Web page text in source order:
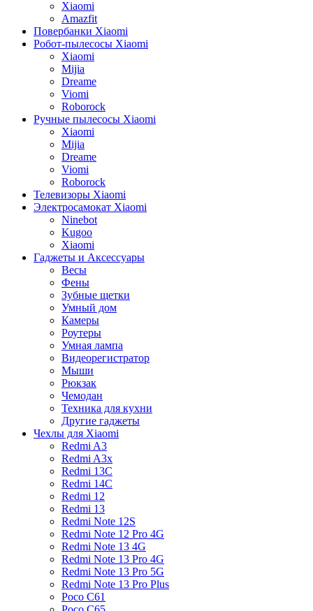
Xiaomi
Amazfit
Повербанки Xiaomi
Робот-пылесосы Xiaomi
Xiaomi
Mijia
Dreame
Viomi
Roborock
Ручные пылесосы Xiaomi
Xiaomi
Mijia
Dreame
Viomi
Roborock
Телевизоры Xiaomi
Электросамокат Xiaomi
Ninebot
Kugoo
Xiaomi
Гаджеты и Аксессуары
Весы
Фены
Зубные щетки
Умный дом
Камеры
Роутеры
Умная лампа
Видеорегистратор
Мыши
Рюкзак
Чемодан
Техника для кухни
Другие гаджеты
Чехлы для Xiaomi
Redmi A3
Redmi A3x
Redmi 13C
Redmi 14C
Redmi 12
Redmi 13
Redmi Note 12S
Redmi Note 12 Pro 4G
Redmi Note 13 4G
Redmi Note 13 Pro 4G
Redmi Note 13 Pro 5G
Redmi Note 13 Pro Plus
Poco C61